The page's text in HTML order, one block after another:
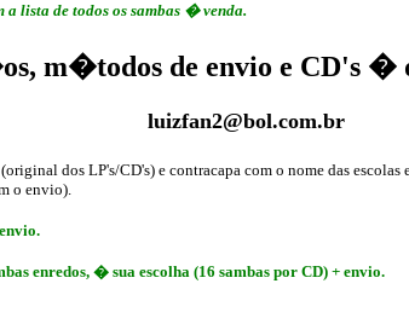
lista de todos os sambas � venda.
m�todos de envio e CD's
luizfan2@bol.com.br
dos LP's/CD's) e contracapa com o nome das escolas
o envio).
enredos, � sua escolha (16 sambas por CD) + envio.